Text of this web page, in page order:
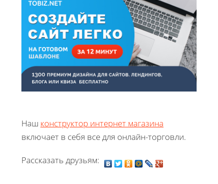
Наш конструктор интернет магазина
включает в себя все для онлайн-торговли.
Рассказать друзьям: